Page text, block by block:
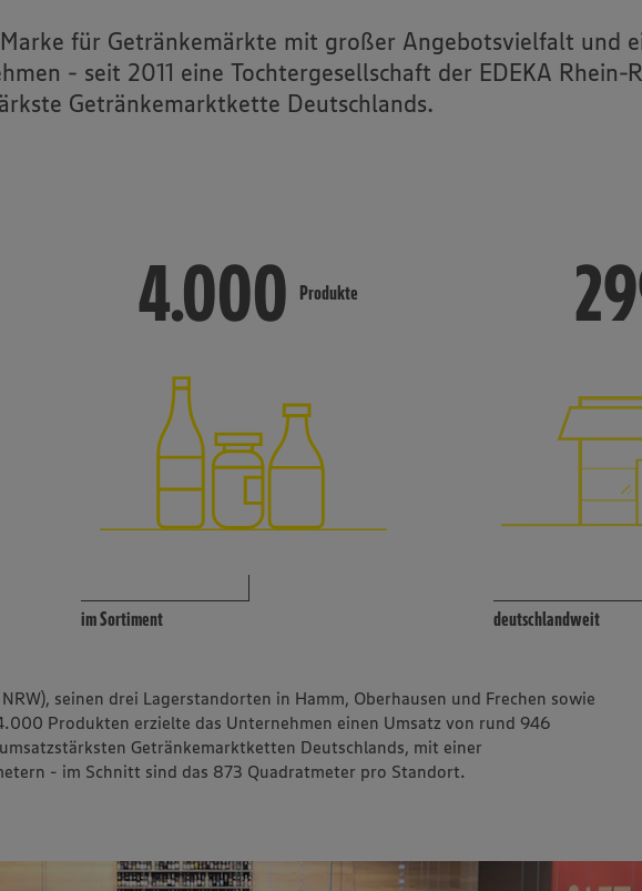
Für Großkunden
Expansion & Immobilien
Lager & Logistik
für Getränkemärkte mit großer Angebotsvielfalt und
- seit 2011 eine Tochtergesellschaft der EDEKA
Getränkemarktkette Deutschlands.
4.000
4.000 Produkte
im Sortiment deutschlandweit
seinen drei Lagerstandorten in Hamm, Oberhausen und Frechen sowie
Produkten erzielte das Unternehmen einen Umsatz von rund 946
Getränkemarktketten Deutschlands, mit einer
- im Schnitt sind das 873 Quadratmeter pro Standort.